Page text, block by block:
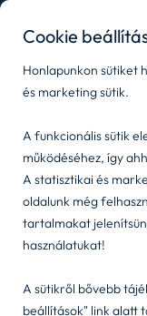
Cookie
Honlapunkon sütiket
és marketing sütik.
A funkcionális sütik
működéséhez, így
A statisztikai és
oldalunk még
tartalmakat
használatukat!
A sütikről bővebb
beállítások" link alatt